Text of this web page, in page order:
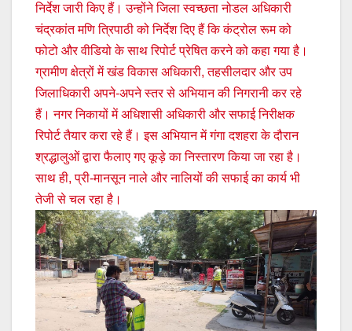
निर्देश जारी किए हैं। उन्होंने जिला स्वच्छता नोडल अधिकारी
चंद्रकांत मणि त्रिपाठी को निर्देश दिए हैं कि कंट्रोल रूम को
फोटो और वीडियो के साथ रिपोर्ट प्रेषित करने को कहा गया है।
ग्रामीण क्षेत्रों में खंड विकास अधिकारी, तहसीलदार और उप
जिलाधिकारी अपने-अपने स्तर से अभियान की निगरानी कर रहे
हैं। नगर निकायों में अधिशासी अधिकारी और सफाई निरीक्षक
रिपोर्ट तैयार करा रहे हैं। इस अभियान में गंगा दशहरा के दौरान
श्रद्धालुओं द्वारा फैलाए गए कूड़े का निस्तारण किया जा रहा है।
साथ ही, प्री-मानसून नाले और नालियों की सफाई का कार्य भी
तेजी से चल रहा है।